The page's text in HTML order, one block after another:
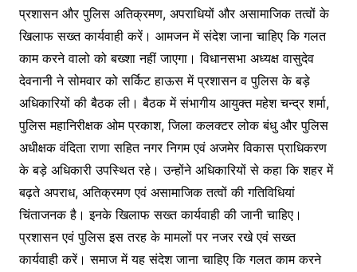
प्रशासन और पुलिस अतिक्रमण, अपराधियों और असामाजिक तत्वों के
खिलाफ सख्त कार्यवाही करें। आमजन में संदेश जाना चाहिए कि गलत
काम करने वालो को बख्शा नहीं जाएगा। विधानसभा अध्यक्ष वासुदेव
देवनानी ने सोमवार को सर्किट हाऊस में प्रशासन व पुलिस के बड़े
अधिकारियों की बैठक ली। बैठक में संभागीय आयुक्त महेश चन्द्र शर्मा,
पुलिस महानिरीक्षक ओम प्रकाश, जिला कलक्टर लोक बंधु और पुलिस
अधीक्षक वंदिता राणा सहित नगर निगम एवं अजमेर विकास प्राधिकरण
के बड़े अधिकारी उपस्थित रहे। उन्होंने अधिकारियों से कहा कि शहर में
बढ़ते अपराध, अतिक्रमण एवं असामाजिक तत्वों की गतिविधियां
चिंताजनक है। इनके खिलाफ सख्त कार्यवाही की जानी चाहिए।
प्रशासन एवं पुलिस इस तरह के मामलों पर नजर रखे एवं सख्त
कार्यवाही करें। समाज में यह संदेश जाना चाहिए कि गलत काम करने